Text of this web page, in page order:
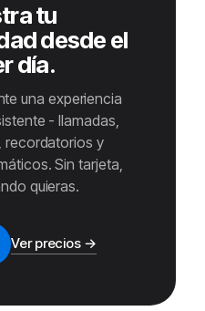
tu
desde el
día.
una experiencia
- llamadas,
recordatorios y
Sin tarjeta,
quieras.
Ver precios →